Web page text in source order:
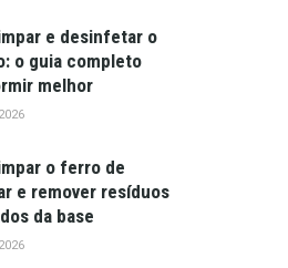
e desinfetar o
o guia completo
melhor
o ferro de
e remover resíduos
da base